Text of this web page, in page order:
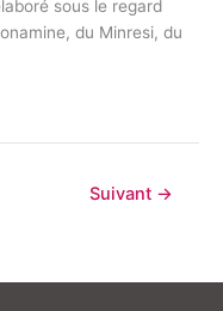
sous le regard
du Minresi, du
Suivant →